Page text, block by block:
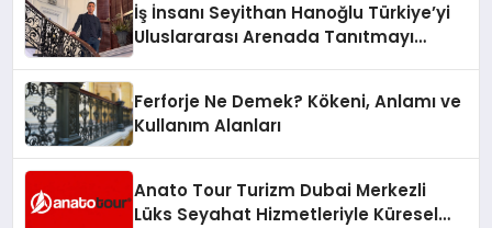
İş İnsanı Seyithan Hanoğlu Türkiye’yi
Uluslararası Arenada Tanıtmayı
Ferforje Ne Demek? Kökeni, Anlamı ve
Kullanım Alanları
Anato Tour Turizm Dubai Merkezli
Lüks Seyahat Hizmetleriyle Küresel